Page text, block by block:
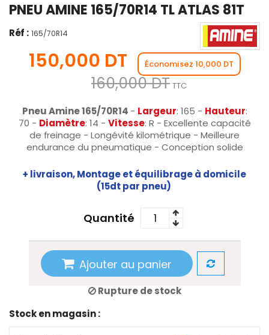
PNEU AMINE 165/70R14 TL ATLAS 81T
Réf : 165/70R14
150,000 DT Économisez 10,000 DT
160,000 DT TTC
Pneu Amine 165/70R14 - Largeur: 165 - Hauteur:
70 - Diamètre: 14 - Vitesse: R - Excellente capacité
de freinage - Longévité kilométrique - Meilleure
endurance du pneumatique - Conception solide
+ livraison, Montage et équilibrage à domicile
(15dt par pneu)
Quantité
Ajouter au panier
Rupture de stock
Stock en magasin :